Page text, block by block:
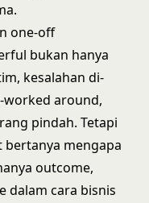
one-off
bukan hanya
kesalahan di-
worked around,
pindah. Tetapi
mengapa
outcome,
dalam cara bisnis